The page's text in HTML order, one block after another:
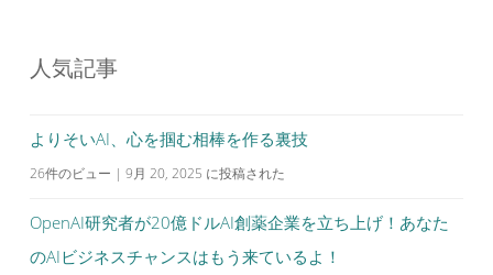
ゲ
ー
ョ
ン
人気記事
よりそいAI、心を掴む相棒を作る裏技
26件のビュー | 9月 20, 2025 に投稿された
OpenAI研究者が20億ドルAI創薬企業を立ち上げ！あなた
のAIビジネスチャンスはもう来ているよ！